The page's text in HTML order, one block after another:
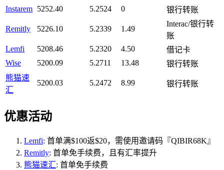
Instarem 5252.40 5.2524 0 银行转账
Remitly 5226.10 5.2339 1.49
Interac/银行转
账
Lemfi
5208.46 5.2320 4.50
借记卡
Wise
5200.09 5.2711 13.48
银行转账
熊猫速
汇
5200.03 5.2472 8.99 银行转账
优惠活动
Lemfi: 首单满$100返$20，需使用邀请码『QIBIR68K』
Remitly: 首单免手续费，且有汇率提升
熊猫速汇: 首单免手续费